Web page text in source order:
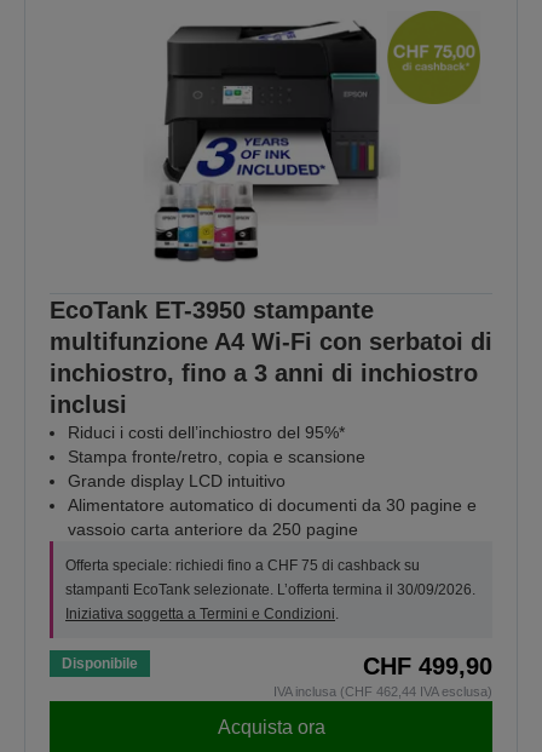
EcoTank ET-3950 stampante
multifunzione A4 Wi-Fi con serbatoi di
inchiostro, fino a 3 anni di inchiostro
inclusi
Riduci i costi dell’inchiostro del 95%*
Stampa fronte/retro, copia e scansione
Grande display LCD intuitivo
Alimentatore automatico di documenti da 30 pagine e
vassoio carta anteriore da 250 pagine
Offerta speciale: richiedi fino a CHF 75 di cashback su
stampanti EcoTank selezionate. L’offerta termina il 30/09/2026.
Iniziativa soggetta a Termini e Condizioni.
Disponibile CHF 499,90
IVA inclusa (CHF 462,44 IVA esclusa)
Acquista ora